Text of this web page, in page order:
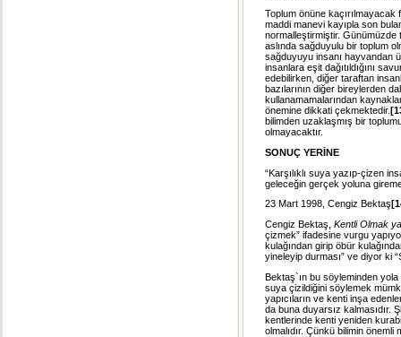
Toplum önüne kaçırılmayacak
maddi manevi kayıpla son
normalleştirmiştir. Günümüzde
aslında sağduyulu bir toplum
sağduyuyu insanı hayvandan
insanlara eşit dağıtıldığını
edebilirken, diğer taraftan
bazılarının diğer bireylerden
kullanamamalarından
önemine dikkati çekmektedir.
bilimden uzaklaşmış bir
olmayacaktır.
SONUÇ YERİNE
“Karşılıklı suya yazıp-çizen
geleceğin gerçek yoluna
23 Mart 1998, Cengiz Bektaş
Cengiz Bektaş, Kentli Olmak
çizmek” ifadesine vurgu
kulağından girip öbür
yineleyip durması” ve diyor ki
Bektaş`ın bu söyleminden
suya çizildiğini söylemek
yapıcıların ve kenti inşa
da buna duyarsız kalmasıdır.
kentlerinde kenti yeniden
olmalıdır. Çünkü bilimin